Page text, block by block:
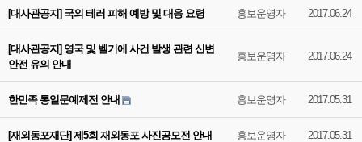
[대사관공지] 국외 테러 피해 예방 및 대응 요령 홍보운영자 2017.06.24
[대사관공지] 영국 및 벨기에 사건 발생 관련 신변
안전 유의 안내
홍보운영자 2017.06.24
한민족 통일문예제전 안내 홍보운영자 2017.05.31
[재외동포재단] 제5회 재외동포 사진공모전 안내 홍보운영자 2017.05.31